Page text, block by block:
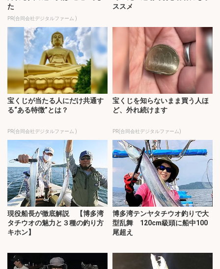
た
PR(合同会社デジタルファーム )
ススメ
宝くじが当たる人にだけ共通す
る“ある特徴”とは？
PR(合同会社デジタルファーム )
宝くじを知らないまま買う人ほ
ど、外れ続けます
PR(合同会社デジタルファーム)
現役船長が徹底解説 【博多湾
タチウオの魅力と３種の釣り方
キホン】
博多湾テンヤタチウオ釣りで大
型乱舞 120cm級頭に船中100
尾超え